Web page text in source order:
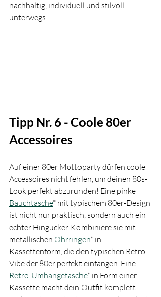
nachhaltig, individuell und stilvoll
unterwegs!
Tipp Nr. 6 - Coole 80er
Accessoires
Auf einer 80er Mottoparty dürfen coole
Accessoires nicht fehlen, um deinen 80s-
Look perfekt abzurunden! Eine pinke
Bauchtasche* mit typischem 80er-Design
ist nicht nur praktisch, sondern auch ein
echter Hingucker. Kombiniere sie mit
metallischen Ohrringen* in
Kassettenform, die den typischen Retro-
Vibe der 80er perfekt einfangen. Eine
Retro-Umhängetasche* in Form einer
Kassette macht dein Outfit komplett